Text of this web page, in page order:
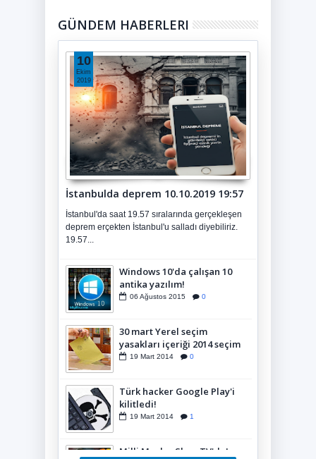
GÜNDEM HABERLERI
İstanbulda deprem 10.10.2019 19:57
10
Ekim
2019
İstanbul'da saat 19.57 sıralarında gerçekleşen
deprem erçekten İstanbul'u salladı diyebiliriz.
19.57...
Windows 10'da çalışan 10
antika yazılım!
06 Ağustos 2015 0
30 mart Yerel seçim
yasakları içeriği 2014 seçim
anketleri yasaklandı
19 Mart 2014 0
Türk hacker Google Play'i
kilitledi!
19 Mart 2014 1
Milli Maçlar ShowTV'de!